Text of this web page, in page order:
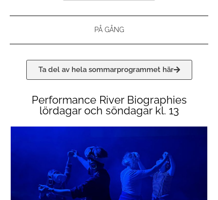
PÅ GÅNG
Ta del av hela sommarprogrammet här
Performance River Biographies
lördagar och söndagar kl. 13